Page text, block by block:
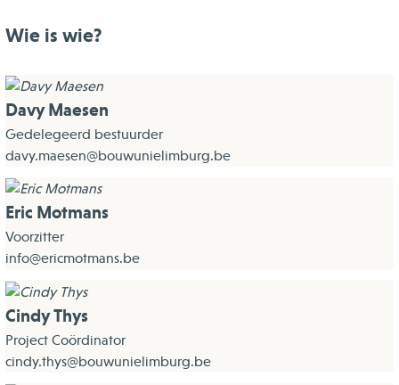
Wie is wie?
Davy Maesen
Gedelegeerd bestuurder
davy.maesen@bouwunielimburg.be
Eric Motmans
Voorzitter
info@ericmotmans.be
Cindy Thys
Project Coördinator
cindy.thys@bouwunielimburg.be